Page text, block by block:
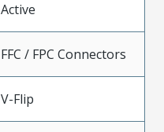
Active
FFC / FPC Connectors
V-Flip